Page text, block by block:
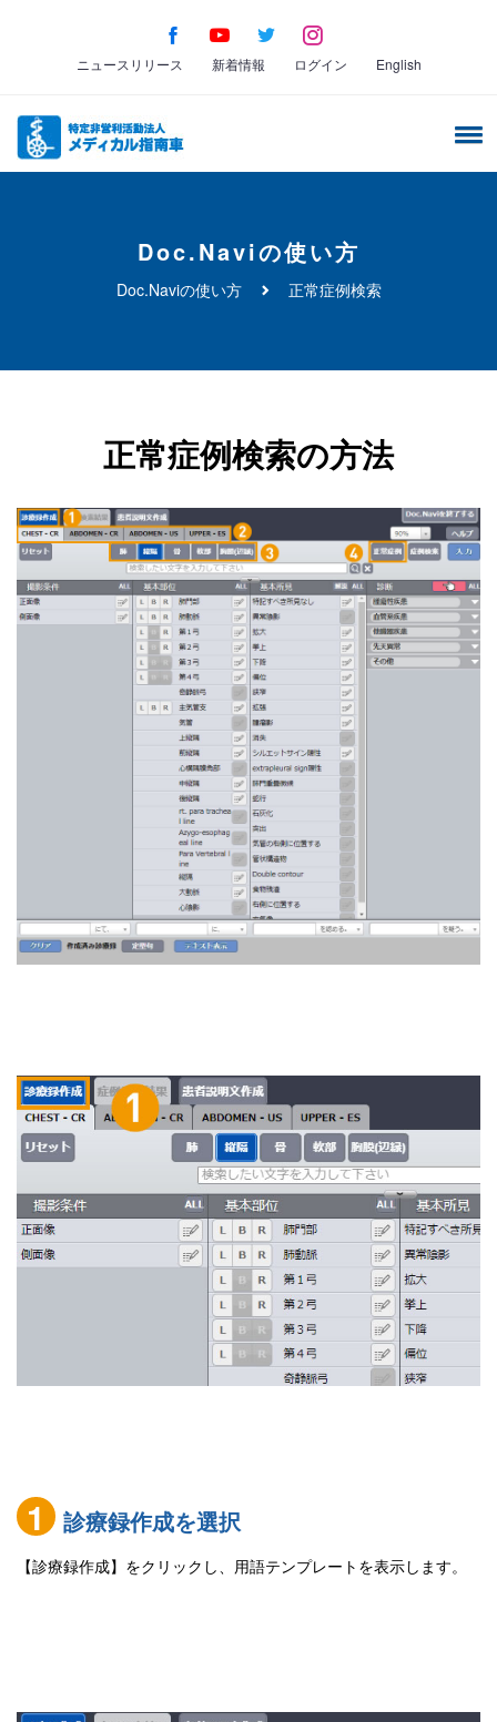
ニュースリリース 新着情報 ログイン English
Doc.naviの使い方
Doc.naviの使い方 正常症例検索
正常症例検索の方法
1 診療録作成を選択
【診療録作成】をクリックし、用語テンプレートを表示します。